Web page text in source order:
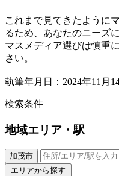
これまで見てきたように
るため、あなたのニーズ
マスメディア選びは慎重
さい。
執筆年月日：2024年11月
検索条件
地域エリア・駅
加茂市
エリアから探す